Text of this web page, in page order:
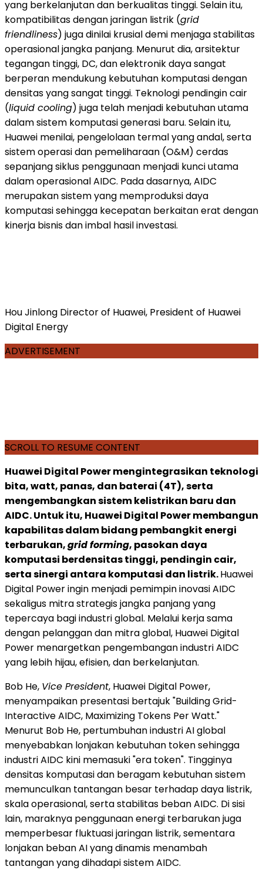
yang berkelanjutan dan berkualitas tinggi. Selain itu,
kompatibilitas dengan jaringan listrik (grid
friendliness) juga dinilai krusial demi menjaga stabilitas
operasional jangka panjang. Menurut dia, arsitektur
tegangan tinggi, DC, dan elektronik daya sangat
berperan mendukung kebutuhan komputasi dengan
densitas yang sangat tinggi. Teknologi pendingin cair
(liquid cooling) juga telah menjadi kebutuhan utama
dalam sistem komputasi generasi baru. Selain itu,
Huawei menilai, pengelolaan termal yang andal, serta
sistem operasi dan pemeliharaan (O&M) cerdas
sepanjang siklus penggunaan menjadi kunci utama
dalam operasional AIDC. Pada dasarnya, AIDC
merupakan sistem yang memproduksi daya
komputasi sehingga kecepatan berkaitan erat dengan
kinerja bisnis dan imbal hasil investasi.
Hou Jinlong Director of Huawei, President of Huawei
Digital Energy
ADVERTISEMENT
SCROLL TO RESUME CONTENT
Huawei Digital Power mengintegrasikan teknologi
bita, watt, panas, dan baterai (4T), serta
mengembangkan sistem kelistrikan baru dan
AIDC. Untuk itu, Huawei Digital Power membangun
kapabilitas dalam bidang pembangkit energi
terbarukan,grid forming, pasokan daya
komputasi berdensitas tinggi, pendingin cair,
serta sinergi antara komputasi dan listrik.Huawei
Digital Power ingin menjadi pemimpin inovasi AIDC
sekaligus mitra strategis jangka panjang yang
tepercaya bagi industri global. Melalui kerja sama
dengan pelanggan dan mitra global, Huawei Digital
Power menargetkan pengembangan industri AIDC
yang lebih hijau, efisien, dan berkelanjutan.
Bob He, Vice President, Huawei Digital Power,
menyampaikan presentasi bertajuk "Building Grid-
Interactive AIDC, Maximizing Tokens Per Watt."
Menurut Bob He, pertumbuhan industri AI global
menyebabkan lonjakan kebutuhan token sehingga
industri AIDC kini memasuki "era token". Tingginya
densitas komputasi dan beragam kebutuhan sistem
memunculkan tantangan besar terhadap daya listrik,
skala operasional, serta stabilitas beban AIDC. Di sisi
lain, maraknya penggunaan energi terbarukan juga
memperbesar fluktuasi jaringan listrik, sementara
lonjakan beban AI yang dinamis menambah
tantangan yang dihadapi sistem AIDC.